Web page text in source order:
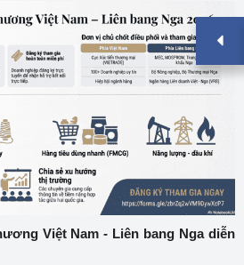
Việt Nam - Liên bang Nga diễn